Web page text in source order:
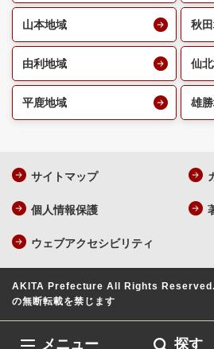
メニュー 探す
山本地域 秋
由利地域 仙
平鹿地域 雄
サイトマップ
個人情報保護
ウェブアクセシビリティ
AKITA Prefecture All Rights Reserved.
の無断転載を禁じます